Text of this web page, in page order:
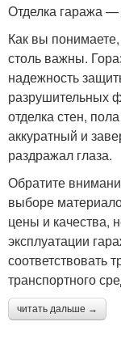
Отделка гаража
Как вы
столь важны.
надежность
разрушительных
отделка стен,
аккуратный и
раздражал глаза.
Обратите
выборе
цены и качества,
эксплуатации
соответствовать
транспортного
читать дальше →